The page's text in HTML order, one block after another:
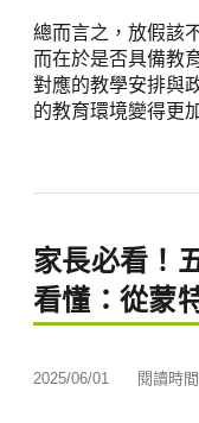
總而言之，放假該
而在於是否具備教
對應的教學安排與
的教育環境變得更
家長必看！
看懂：從蒙
2025/06/01 閱讀時